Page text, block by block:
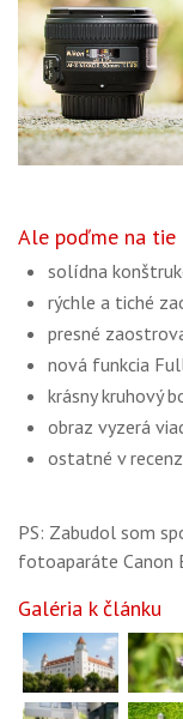
Ale poďme na tie
solídna
rýchle a tiché
presné
nová funkcia
krásny kruhový
obraz vyzerá
ostatné v
PS: Zabudol som
fotoaparáte Canon
Galéria k článku